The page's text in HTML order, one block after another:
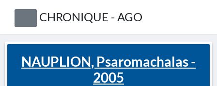
CHRONIQUE - AGO
NAUPLION, Psaromachalas -
2005